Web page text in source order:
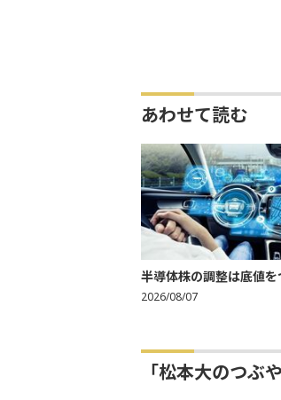
あわせて読む
半導体株の調整は底値を
2026/08/07
「松本大のつぶ